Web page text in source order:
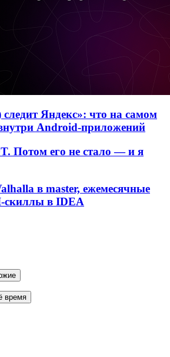
Яндекс»: что на самом
Android-приложений
Потом его не стало — и я
в master, ежемесячные
скиллы в IDEA
время